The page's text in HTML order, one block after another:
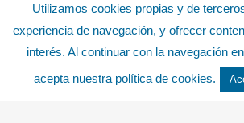
© Copyright Fondear, S.L.
Aunque se consideran exactas, declinamos toda
Utilizamos cookies propias y de
experiencia de navegación, y ofrecer
interés. Al continuar con la navegación
acepta nuestra política de cookies.